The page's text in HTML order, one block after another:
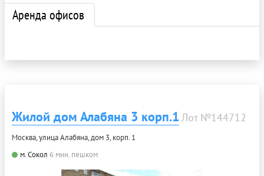
Аренда офисов
Жилой дом Алабяна 3 корп.1 Лот №144712
Москва, улица Алабяна, дом 3, корп. 1
м. Сокол 6 мин. пешком